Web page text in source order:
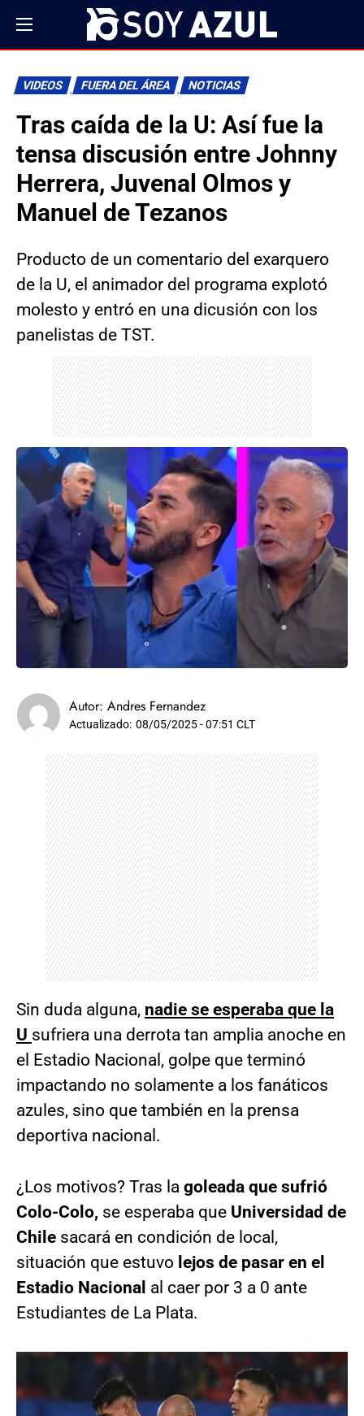
VIDEOS FUERA DEL ÁREA NOTICIAS
Tras caída de la U: Así fue la
tensa discusión entre Johnny
Herrera, Juvenal Olmos y
Manuel de Tezanos
Producto de un comentario del exarquero
de la U, el animador del programa explotó
molesto y entró en una dicusión con los
panelistas de TST.
Autor: Andres Fernandez
Actualizado: 08/05/2025 - 07:51 CLT
Sin duda alguna, nadie se esperaba que la
U sufriera una derrota tan amplia anoche en
el Estadio Nacional, golpe que terminó
impactando no solamente a los fanáticos
azules, sino que también en la prensa
deportiva nacional.
¿Los motivos? Tras la goleada que sufrió
Colo-Colo, se esperaba que Universidad de
Chile sacará en condición de local,
situación que estuvo lejos de pasar en el
Estadio Nacional al caer por 3 a 0 ante
Estudiantes de La Plata.